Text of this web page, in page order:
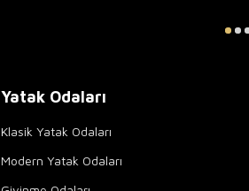
Yatak Odaları
Klasik Yatak Odaları
Modern Yatak Odaları